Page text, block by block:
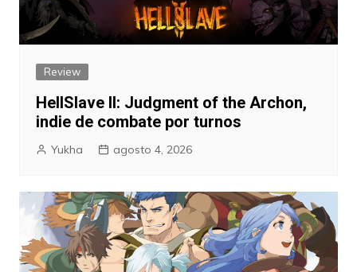
Review
HellSlave II: Judgment of the Archon,
indie de combate por turnos
Yukha agosto 4, 2026